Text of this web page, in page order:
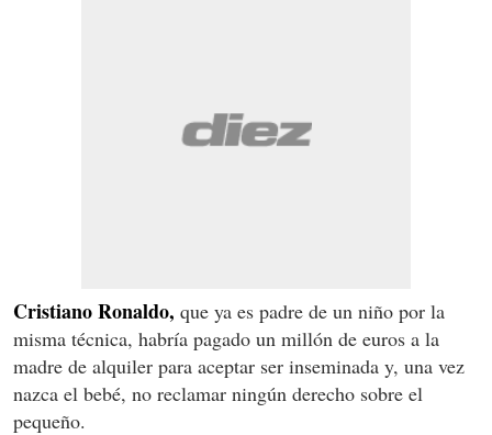
Cristiano Ronaldo, que ya es padre de un niño por la
misma técnica, habría pagado un millón de euros a la
madre de alquiler para aceptar ser inseminada y, una vez
nazca el bebé, no reclamar ningún derecho sobre el
pequeño.